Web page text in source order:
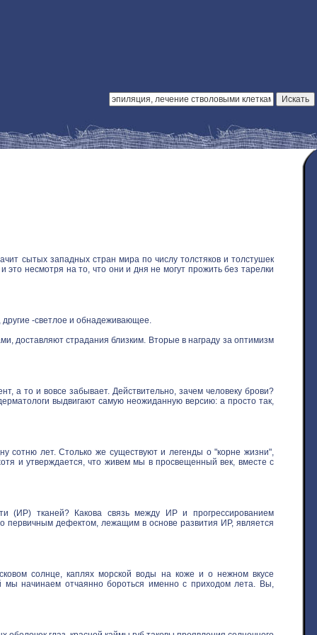
сытых западных стран мира по числу толстяков и толстушек
это несмотря на то, что они и дня не могут прожить без тарелки
другие -светлое и обнадеживающее.
доставляют страдания близким. Вторые в награду за оптимизм
а то и вовсе забывает. Действительно, зачем человеку брови?
выдвигают самую неожиданную версию: а просто так,
сотню лет. Столько же существуют и легенды о "корне жизни",
и утверждается, что живем мы в просвещенный век, вместе с
(ИР) тканей? Какова связь между ИР и прогрессированием
первичным дефектом, лежащим в основе развития ИР, является
солнце, каплях морской воды на коже и о нежном вкусе
мы начинаем отчаянно бороться именно с приходом лета. Вы,